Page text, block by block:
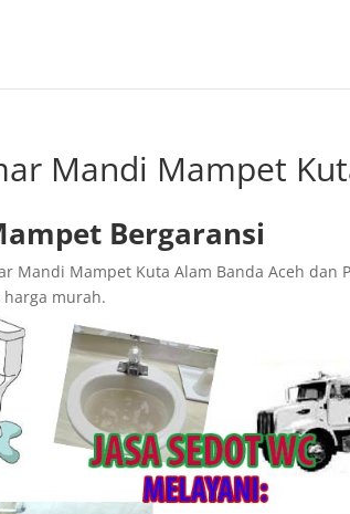
Mandi Mampet
Bergaransi
Mandi Mampet Kuta Alam Banda Aceh
harga murah.